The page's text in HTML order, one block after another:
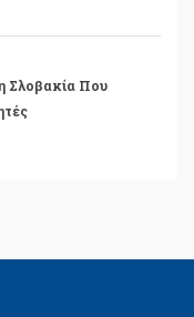
Σλοβακία Που